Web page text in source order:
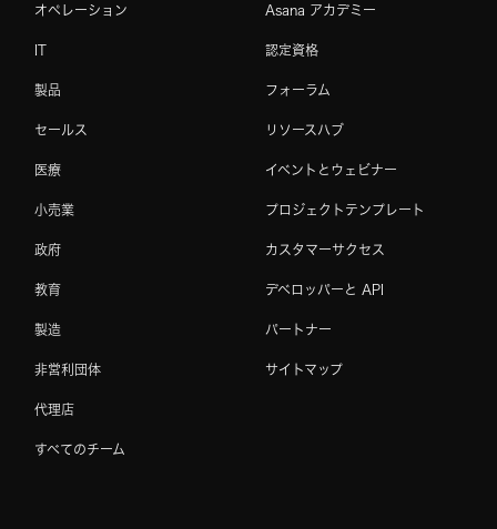
オペレーション
製品
セールス
医療
小売業
政府
教育
製造
非営利団体
代理店
すべてのチーム
Asana アカデミー
認定資格
フォーラム
リソースハブ
イベントとウェビナー
プロジェクトテンプレート
カスタマーサクセス
デベロッパーと API
パートナー
サイトマップ